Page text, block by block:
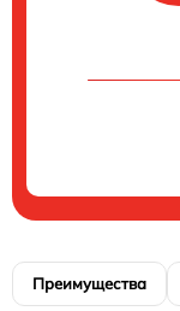
Преимущества